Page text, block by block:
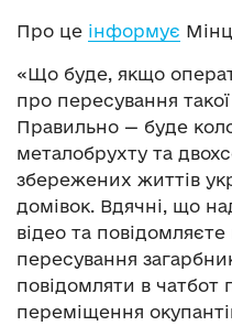
Про це інформує
«Що буде, якщо
про пересування
Правильно — буде
металобрухту та
збережених життів
домівок. Вдячні, що
відео та
пересування
повідомляти в чатбот
переміщення